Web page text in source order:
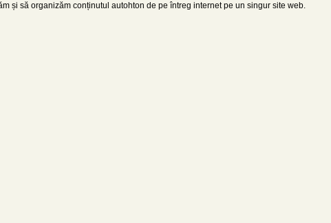
și să organizăm conținutul autohton de pe întreg internet pe un singur site web.